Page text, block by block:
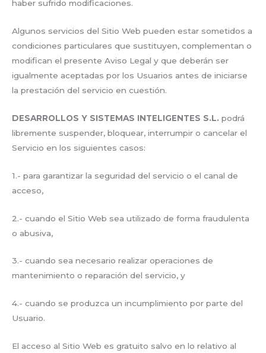
haber sufrido modificaciones.
Algunos servicios del Sitio Web pueden estar sometidos a
condiciones particulares que sustituyen, complementan o
modifican el presente Aviso Legal y que deberán ser
igualmente aceptadas por los Usuarios antes de iniciarse
la prestación del servicio en cuestión.
DESARROLLOS Y SISTEMAS INTELIGENTES S.L. podrá
libremente suspender, bloquear, interrumpir o cancelar el
Servicio en los siguientes casos:
1.- para garantizar la seguridad del servicio o el canal de
acceso,
2.- cuando el Sitio Web sea utilizado de forma fraudulenta
o abusiva,
3.- cuando sea necesario realizar operaciones de
mantenimiento o reparación del servicio, y
4.- cuando se produzca un incumplimiento por parte del
Usuario.
El acceso al Sitio Web es gratuito salvo en lo relativo al